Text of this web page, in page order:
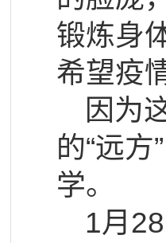
锻炼身
希望疫
因为
的“远
学。
1月